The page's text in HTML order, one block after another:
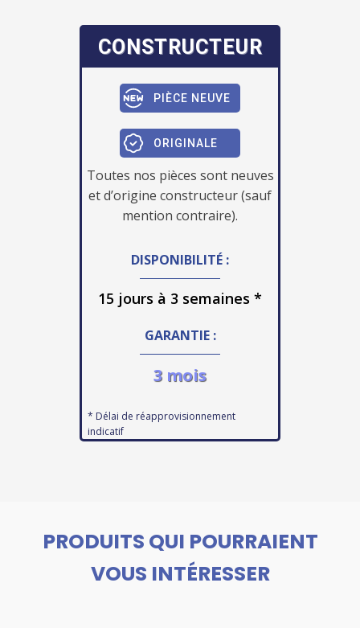
CONSTRUCTEUR
PIÈCE NEUVE
ORIGINALE
Toutes nos pièces sont neuves
et d’origine constructeur (sauf
mention contraire).
DISPONIBILITÉ :
15 jours à 3 semaines *
GARANTIE :
3 mois
* Délai de réapprovisionnement
indicatif
PRODUITS QUI POURRAIENT
VOUS INTÉRESSER